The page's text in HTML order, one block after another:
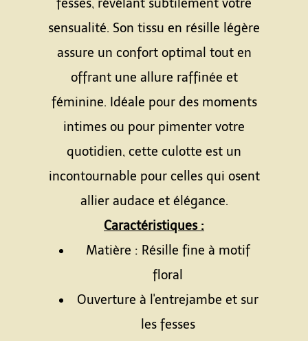
fesses, révélant subtilement votre
sensualité. Son tissu en résille légère
assure un confort optimal tout en
offrant une allure raffinée et
féminine. Idéale pour des moments
intimes ou pour pimenter votre
quotidien, cette culotte est un
incontournable pour celles qui osent
allier audace et élégance.
Caractéristiques :
Matière : Résille fine à motif
floral
Ouverture à l'entrejambe et sur
les fesses